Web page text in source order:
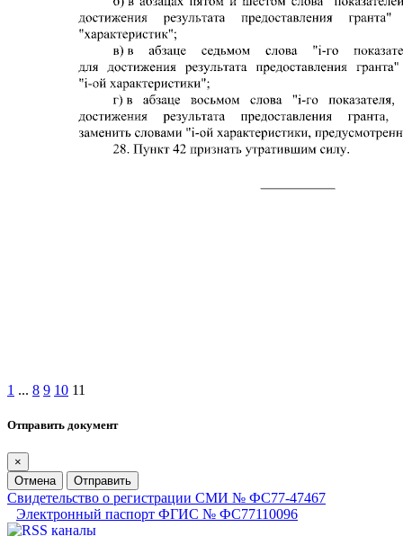
1 ... 8 9 10 11
Отправить документ
×
Отмена
Отправить
Свидетельство о регистрации СМИ № ФС77-47467
Электронный паспорт ФГИС № ФС77110096